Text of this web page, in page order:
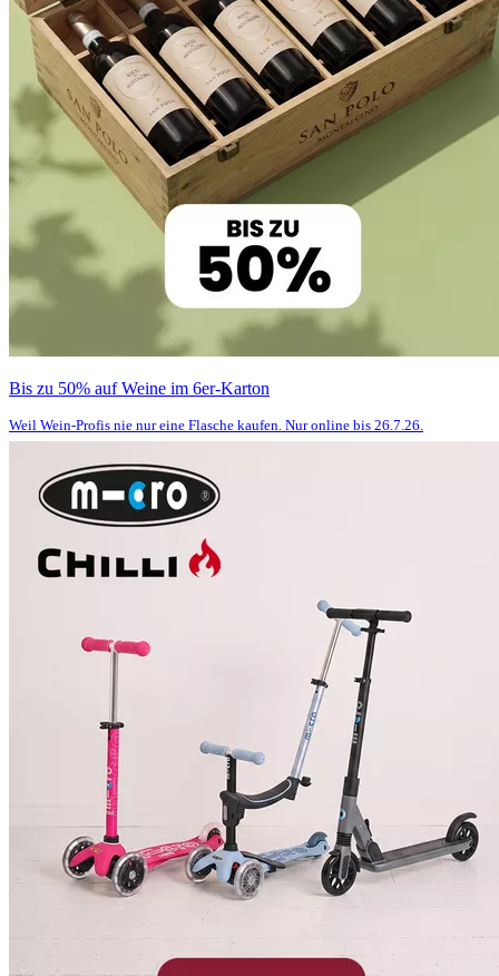
Bis zu 50% auf Weine im 6er-Karton
Weil Wein-Profis nie nur eine Flasche kaufen. Nur online bis 26.7.26.